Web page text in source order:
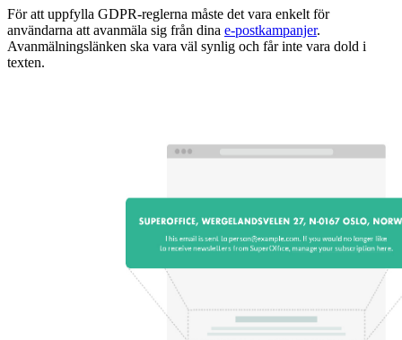
För att uppfylla GDPR-reglerna måste det vara enkelt för
användarna att avanmäla sig från dina e-postkampanjer.
Avanmälningslänken ska vara väl synlig och får inte vara dold i
texten.